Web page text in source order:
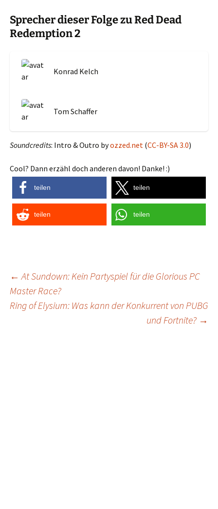
Sprecher dieser Folge zu Red Dead
Redemption 2
Konrad Kelch
Tom Schaffer
Soundcredits: Intro & Outro byozzed.net (CC-BY-SA 3.0)
Cool? Dann erzähl doch anderen davon! Danke! :)
teilen teilen
teilen teilen
Post
navigation
← At Sundown: Kein Partyspiel für die Glorious PC
Master Race?
Ring of Elysium: Was kann der Konkurrent von PUBG
und Fortnite? →